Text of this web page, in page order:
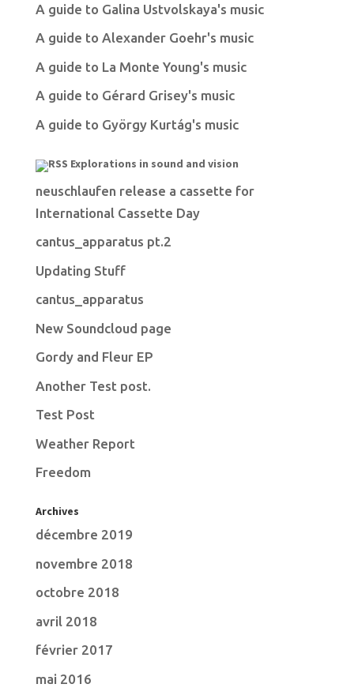
A guide to Galina Ustvolskaya's music
A guide to Alexander Goehr's music
A guide to La Monte Young's music
A guide to Gérard Grisey's music
A guide to György Kurtág's music
Explorations in sound and vision
neuschlaufen release a cassette for
International Cassette Day
cantus_apparatus pt.2
Updating Stuff
cantus_apparatus
New Soundcloud page
Gordy and Fleur EP
Another Test post.
Test Post
Weather Report
Freedom
Archives
décembre 2019
novembre 2018
octobre 2018
avril 2018
février 2017
mai 2016